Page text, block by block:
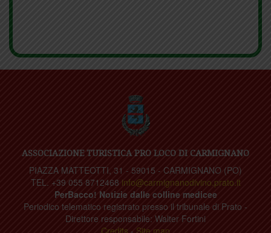
ASSOCIAZIONE TURISTICA PRO LOCO DI CARMIGNANO
PIAZZA MATTEOTTI, 31 - 59015 - CARMIGNANO (PO)
TEL. +39 055 8712468 info@carmignanodivino.prato.it
PerBacco! Notizie dalle colline medicee
Periodico telematico registrato presso il tribunale di Prato -
Direttore responsabile: Walter Fortini